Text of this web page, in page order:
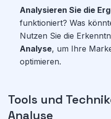
Analysieren Sie die
funktioniert? Was
Nutzen Sie die
Analyse, um Ihre
optimieren.
Tools und
Analyse